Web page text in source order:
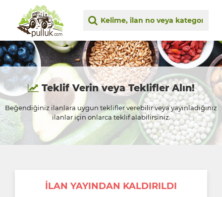
Teklif Verin veya Teklifler Alın!
Beğendiğiniz ilanlara uygun teklifler verebilir veya yayınladığınız
ilanlar için onlarca teklif alabilirsiniz.
İLAN YAYINDAN KALDIRILDI